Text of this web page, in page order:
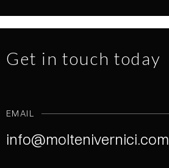
Get in touch today
EMAIL
info@moltenivernici.com